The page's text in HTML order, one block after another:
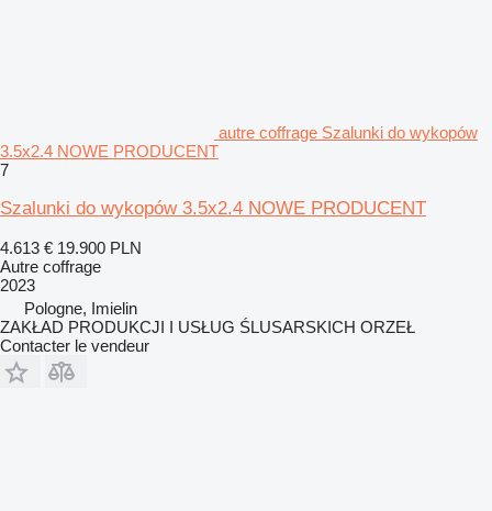
autre coffrage Szalunki do wykopów
3.5x2.4 NOWE PRODUCENT
7
Szalunki do wykopów 3.5x2.4 NOWE PRODUCENT
4.613 € 19.900 PLN
Autre coffrage
2023
Pologne, Imielin
ZAKŁAD PRODUKCJI I USŁUG ŚLUSARSKICH ORZEŁ
Contacter le vendeur